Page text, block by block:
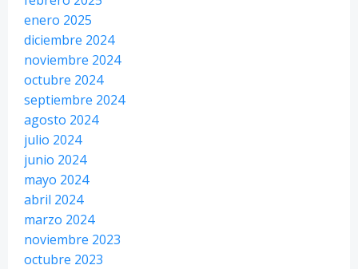
enero 2025
diciembre 2024
noviembre 2024
octubre 2024
septiembre 2024
agosto 2024
julio 2024
junio 2024
mayo 2024
abril 2024
marzo 2024
noviembre 2023
octubre 2023